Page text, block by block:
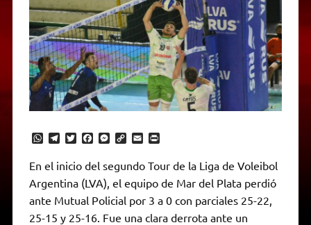
W
t
s
A
p
p
T
e
g
r
a
m
T
t
t
r
F
e
b
o
o
k
M
s
e
n
g
e
C
y
L
n
k
E
a
i
l
P
n
t
r
i
En el inicio del segundo Tour de la Liga de Voleibol
Argentina (LVA), el equipo de Mar del Plata perdió
ante Mutual Policial por 3 a 0 con parciales 25-22,
25-15 y 25-16. Fue una clara derrota ante un